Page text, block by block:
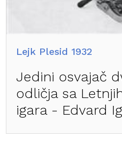
Lejk Plesid 1932
Jedini osvajač
odličja sa
igara - Edvard